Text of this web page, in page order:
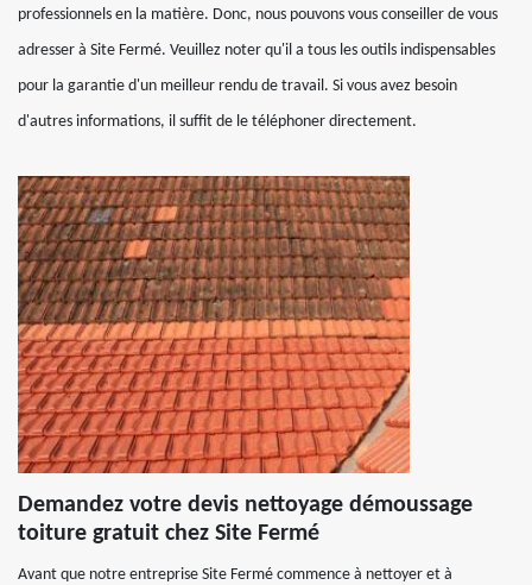
professionnels en la matière. Donc, nous pouvons vous conseiller de vous
adresser à Site Fermé. Veuillez noter qu'il a tous les outils indispensables
pour la garantie d'un meilleur rendu de travail. Si vous avez besoin
d'autres informations, il suffit de le téléphoner directement.
Demandez votre devis nettoyage démoussage
toiture gratuit chez Site Fermé
Avant que notre entreprise Site Fermé commence à nettoyer et à